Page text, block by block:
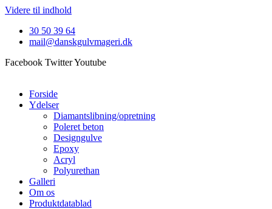
Videre til indhold
30 50 39 64
mail@danskgulvmageri.dk
Facebook TwitterYoutube
Forside
Ydelser
Diamantslibning/opretning
Poleret beton
Designgulve
Epoxy
Acryl
Polyurethan
Galleri
Om os
Produktdatablad